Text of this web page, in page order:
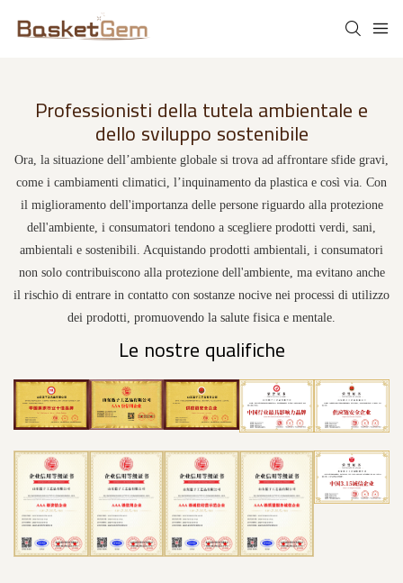
Professionisti della tutela ambientale e
dello sviluppo sostenibile
Ora, la situazione dell’ambiente globale si trova ad affrontare sfide gravi,
come i cambiamenti climatici, l’inquinamento da plastica e così via. Con
il miglioramento dell'importanza delle persone riguardo alla protezione
dell'ambiente, i consumatori tendono a scegliere prodotti verdi, sani,
ambientali e sostenibili. Acquistando prodotti ambientali, i consumatori
non solo contribuiscono alla protezione dell'ambiente, ma evitano anche
il rischio di entrare in contatto con sostanze nocive nei processi di utilizzo
dei prodotti, promuovendo la salute fisica e mentale.
Le nostre qualifiche